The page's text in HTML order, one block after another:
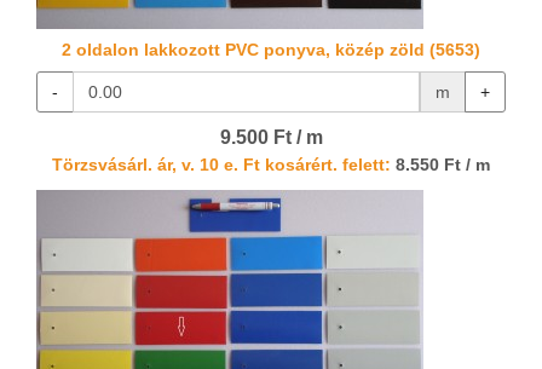
2 oldalon lakkozott PVC ponyva, közép zöld (5653)
- m +
9.500 Ft / m
Törzsvásárl. ár, v. 10 e. Ft kosárért. felett: 8.550 Ft / m